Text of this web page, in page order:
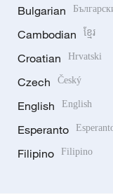
Bulgarian
Cambodian ខ្មែរ
Croatian Hrvatski
Czech Český
English English
Esperanto
Filipino Filipino